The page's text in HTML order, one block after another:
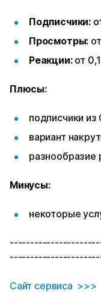
Подписчики:
Просмотры:
Реакции: от
Плюсы:
подписчики
вариант
разнообразие
Минусы:
некоторые
Сайт сервиса >>>